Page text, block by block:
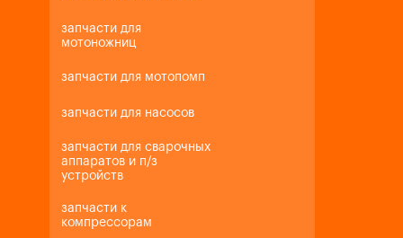
запчасти для
мотоножниц
запчасти для мотопомп
запчасти для насосов
запчасти для сварочных
аппаратов и п/з
устройств
запчасти к
компрессорам